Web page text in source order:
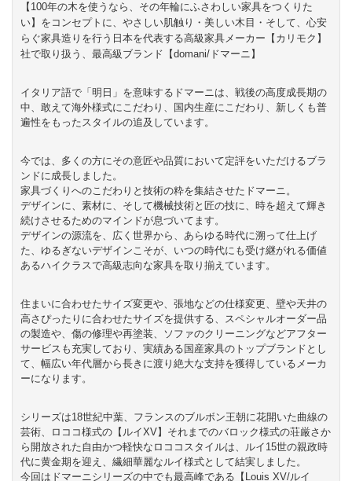
【100年の木を使うなら、その年輪にふさわしい家具をつくりた
い】をコンセプトに、やさしい肌触り・美しい木目・そして、心安
らぐ家具造りを行う日本を代表する高級家具メーカー【カリモク】
社で取り扱う、最高級ブランド【domani/ドマーニ】
イタリア語で「明日」を意味するドマーニは、戦後の高度成長期の
中、敢えて海外様式にこだわり、国内生産にこだわり、新しくも普
遍性をもったスタイルの追及しています。
今では、多くの方にその意匠や品質において定評をいただけるブラ
ンドに成長しました。
家具づくりへのこだわりと技術の粋を集結させたドマーニ。
デザインに、素材に、そして機械技術と匠の技に、時を超えて輝き
続けさせるためのマインドが息づいてます。
デザインの源流を、広く世界から、あらゆる時代に溯って仕上げ
た、ゆるぎないデザインこそが、いつの時代にも受け継がれる価値
あるハイクラスで高級志向な家具を取り揃えています。
住まいに合わせたサイズ変更や、張地などの仕様変更、壁や天井の
高さぴったりに合わせたサイズを提供する、スペシャルオーダー品
の製造や、傷の修理や再塗装、ソファのクリーニングなどアフター
サービスも充実しており、実績ある国産家具のトップブランドとし
て、幅広い年代層から長きに渡り絶大な支持を獲得しているメーカ
ーになります。
シリーズは18世紀中葉、フランスのブルボン王朝に花開いた曲線の
芸術、ロココ様式の【ルイXV】それまでのバロック様式の荘厳さか
ら開放された自由かつ軽快なロココスタイルは、ルイ15世の親政時
代に黄金期を迎え、繊細華麗なルイ様式として結実しました。
今回はドマーニシリーズの中でも最高峰である【Louis XV/ルイ